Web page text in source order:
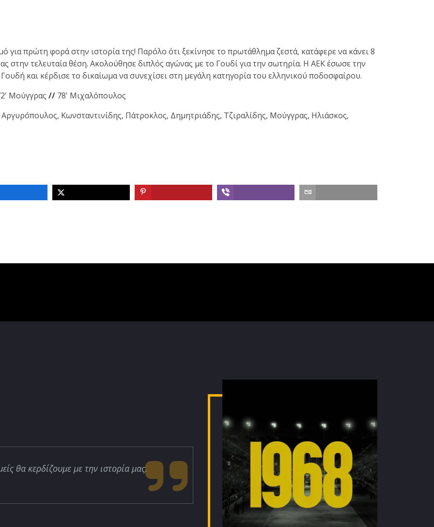
για πρώτη φορά στην ιστορία της! Παρόλο ότι ξεκίνησε το πρωτάθλημα ζεστά, κατάφερε να κάνει 8
στην τελευταία θέση. Ακολούθησε διπλός αγώνας με το Γουδί για την σωτηρία. Η ΑΕΚ έσωσε την
και κέρδισε το δικαίωμα να συνεχίσει στη μεγάλη κατηγορία του ελληνικού ποδοσφαίρου.
Μούγγρας // 78' Μιχαλόπουλος
Κωνσταντινίδης, Πάτροκλος, Δημητριάδης, Τζιραλίδης, Μούγγρας, Ηλιάσκος,
θα κερδίζουμε με την ιστορία μας.